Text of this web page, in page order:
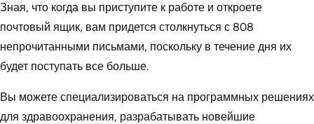
Зная, что когда вы приступите к работе и откроете
почтовый ящик, вам придется столкнуться с 808
непрочитанными письмами, поскольку в течение дня их
будет поступать все больше.
Вы можете специализироваться на программных решениях
для здравоохранения, разрабатывать новейшие